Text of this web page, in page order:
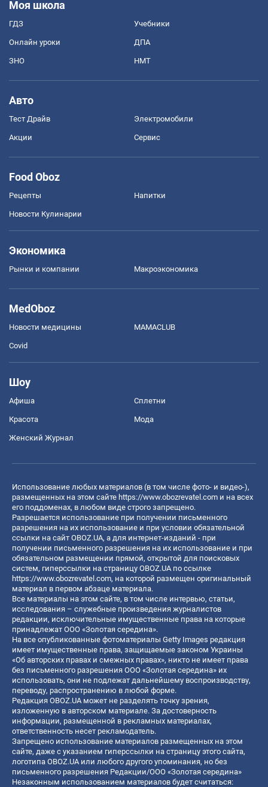
Моя школа
ГДЗ Учебники
Онлайн уроки ДПА
ЗНО НМТ
Авто
Тест Драйв Электромобили
Акции Сервис
Food Oboz
Рецепты Напитки
Новости Кулинарии
Экономика
Рынки и компании Mакроэкономика
MedOboz
Новости медицины MAMACLUB
Covid
Шоу
Афиша Сплетни
Красота Мода
Женский Журнал
Использование любых материалов (в том числе фото- и видео-),
размещенных на этом сайте https://www.obozrevatel.com и на всех
его поддоменах, в любом виде строго запрещено.
Разрешается использование при получении письменного
разрешения на их использование и при условии обязательной
ссылки на сайт OBOZ.UA, а для интернет-изданий - при
получении письменного разрешения на их использование и при
обязательном размещении прямой, открытой для поисковых
систем, гиперссылки на страницу OBOZ.UA по ссылке
https://www.obozrevatel.com, на которой размещен оригинальный
материал в первом абзаце материала.
Все материалы на этом сайте, в том числе интервью, статьи,
исследования – служебные произведения журналистов
редакции, исключительные имущественные права на которые
принадлежат ООО «Золотая середина».
На все опубликованные фотоматериалы Getty Images редакция
имеет имущественные права, защищаемые законом Украины
«Об авторских правах и смежных правах», никто не имеет права
без письменного разрешения ООО «Золотая середина» их
использовать, они не подлежат дальнейшему воспроизводству,
переводу, распространению в любой форме.
Редакция OBOZ.UA может не разделять точку зрения,
изложенную в авторском материале. За достоверность
информации, размещенной в рекламных материалах,
ответственность несет рекламодатель.
Запрещено использование материалов размещенных на этом
сайте, даже с указанием гиперссылки на страницу этого сайта,
логотипа OBOZ.UA или любого другого упоминания, но без
письменного разрешения Редакции/ООО «Золотая середина»
Незаконным использованием материалов будет считаться: